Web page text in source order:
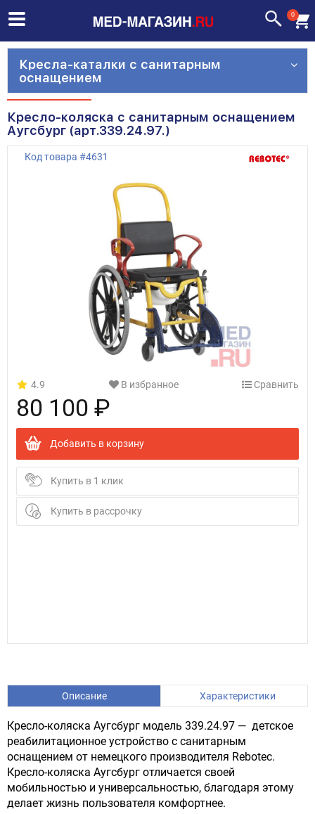
0
Кресла-каталки с санитарным
оснащением
Кресло-коляска с санитарным оснащением
Аугсбург (арт.339.24.97.)
Код товара #4631
4.9 В избранное Сравнить
80 100 ₽
Добавить в корзину
Купить в 1 клик
Купить в рассрочку
Описание Характеристики
Кресло-коляска Аугсбург модель 339.24.97 — детское
реабилитационное устройство с санитарным
оснащением от немецкого производителя Rebotec.
Кресло-коляска Аугсбург отличается своей
мобильностью и универсальностью, благодаря этому
делает жизнь пользователя комфортнее.